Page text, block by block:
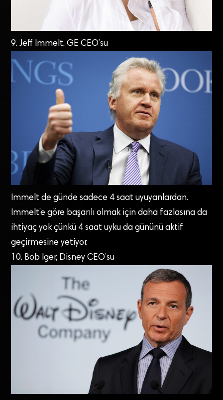
9. Jeff Immelt, GE CEO’su
Immelt de günde sadece 4 saat uyuyanlardan.
Immelt’e göre başarılı olmak için daha fazlasına da
ihtiyaç yok çünkü 4 saat uyku da gününü aktif
geçirmesine yetiyor.
10. Bob Iger, Disney CEO’su